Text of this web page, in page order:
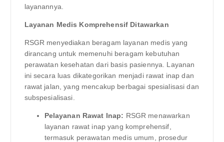
layanannya.
Layanan Medis Komprehensif Ditawarkan
RSGR menyediakan beragam layanan medis yang
dirancang untuk memenuhi beragam kebutuhan
perawatan kesehatan dari basis pasiennya. Layanan
ini secara luas dikategorikan menjadi rawat inap dan
rawat jalan, yang mencakup berbagai spesialisasi dan
subspesialisasi.
Pelayanan Rawat Inap: RSGR menawarkan
layanan rawat inap yang komprehensif,
termasuk perawatan medis umum, prosedur